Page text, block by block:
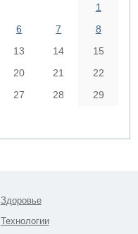
1
6 7
8
13 14
15
20 21
22
27 28
29
Здоровье
Технологии